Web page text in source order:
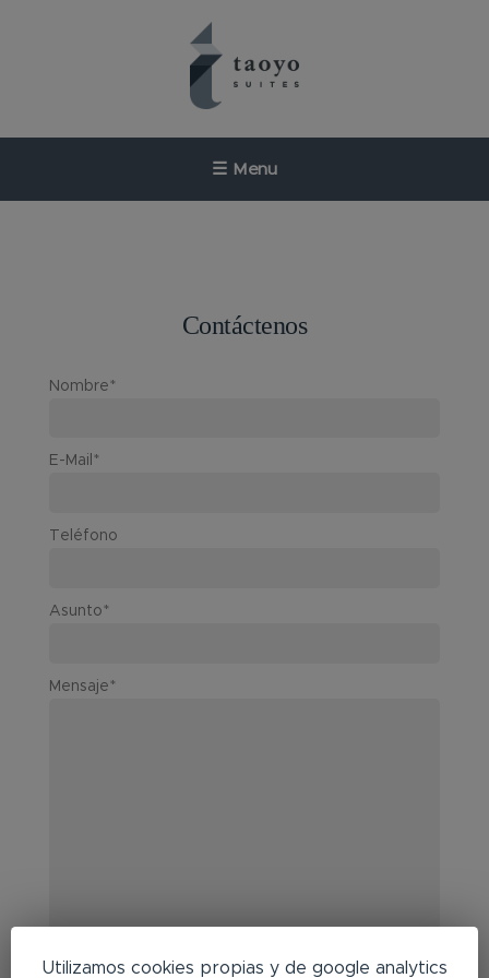
☰ Menu
Servicios
Ubicación
Contacto
Contáctenos
Nombre*
E-Mail*
Teléfono
Asunto*
Mensaje*
Utilizamos cookies propias y de google analytics